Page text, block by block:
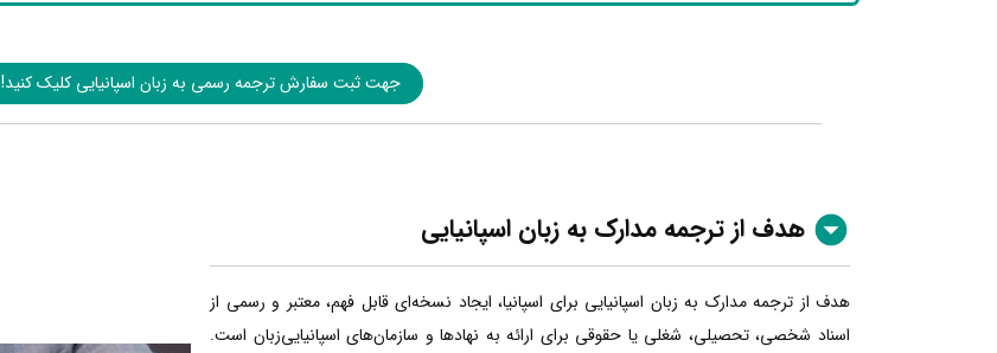
جهت ثبت سفارش ترجمه رسمی به زبان اسپانیایی کلیک کنید!
هدف از ترجمه مدارک به زبان اسپانیایی
هدف از ترجمه مدارک به زبان اسپانیایی برای اسپانیا، ایجاد نسخه‌ای قابل فهم، معتبر و رسمی از
اسناد شخصی، تحصیلی، شغلی یا حقوقی برای ارائه به نهادها و سازمان‌های اسپانیایی‌زبان است.